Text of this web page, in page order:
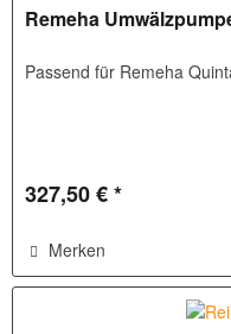
Remeha
Passend für Remeha
327,50 € *
Merken